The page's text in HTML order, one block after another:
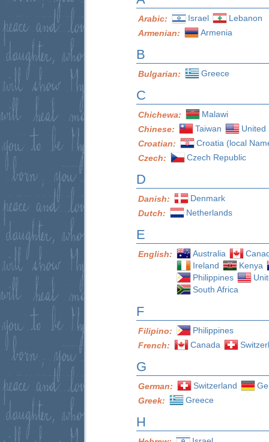
Arabic: Israel
Lebanon
Armenian:
Armenia
B
Bulgarian: Greece
C
Chichewa:
Malawi
Chinese:
Taiwan
United
Croatian:
Croatia (local
Czech:
Czech Republic
D
Danish:
Denmark
Dutch:
Netherlands
E
English: Australia
Ireland
Kenya
Philippines
South Africa
F
Filipino:
Philippines
French:
Canada
G
German: Switzerland
Greek:
Greece
H